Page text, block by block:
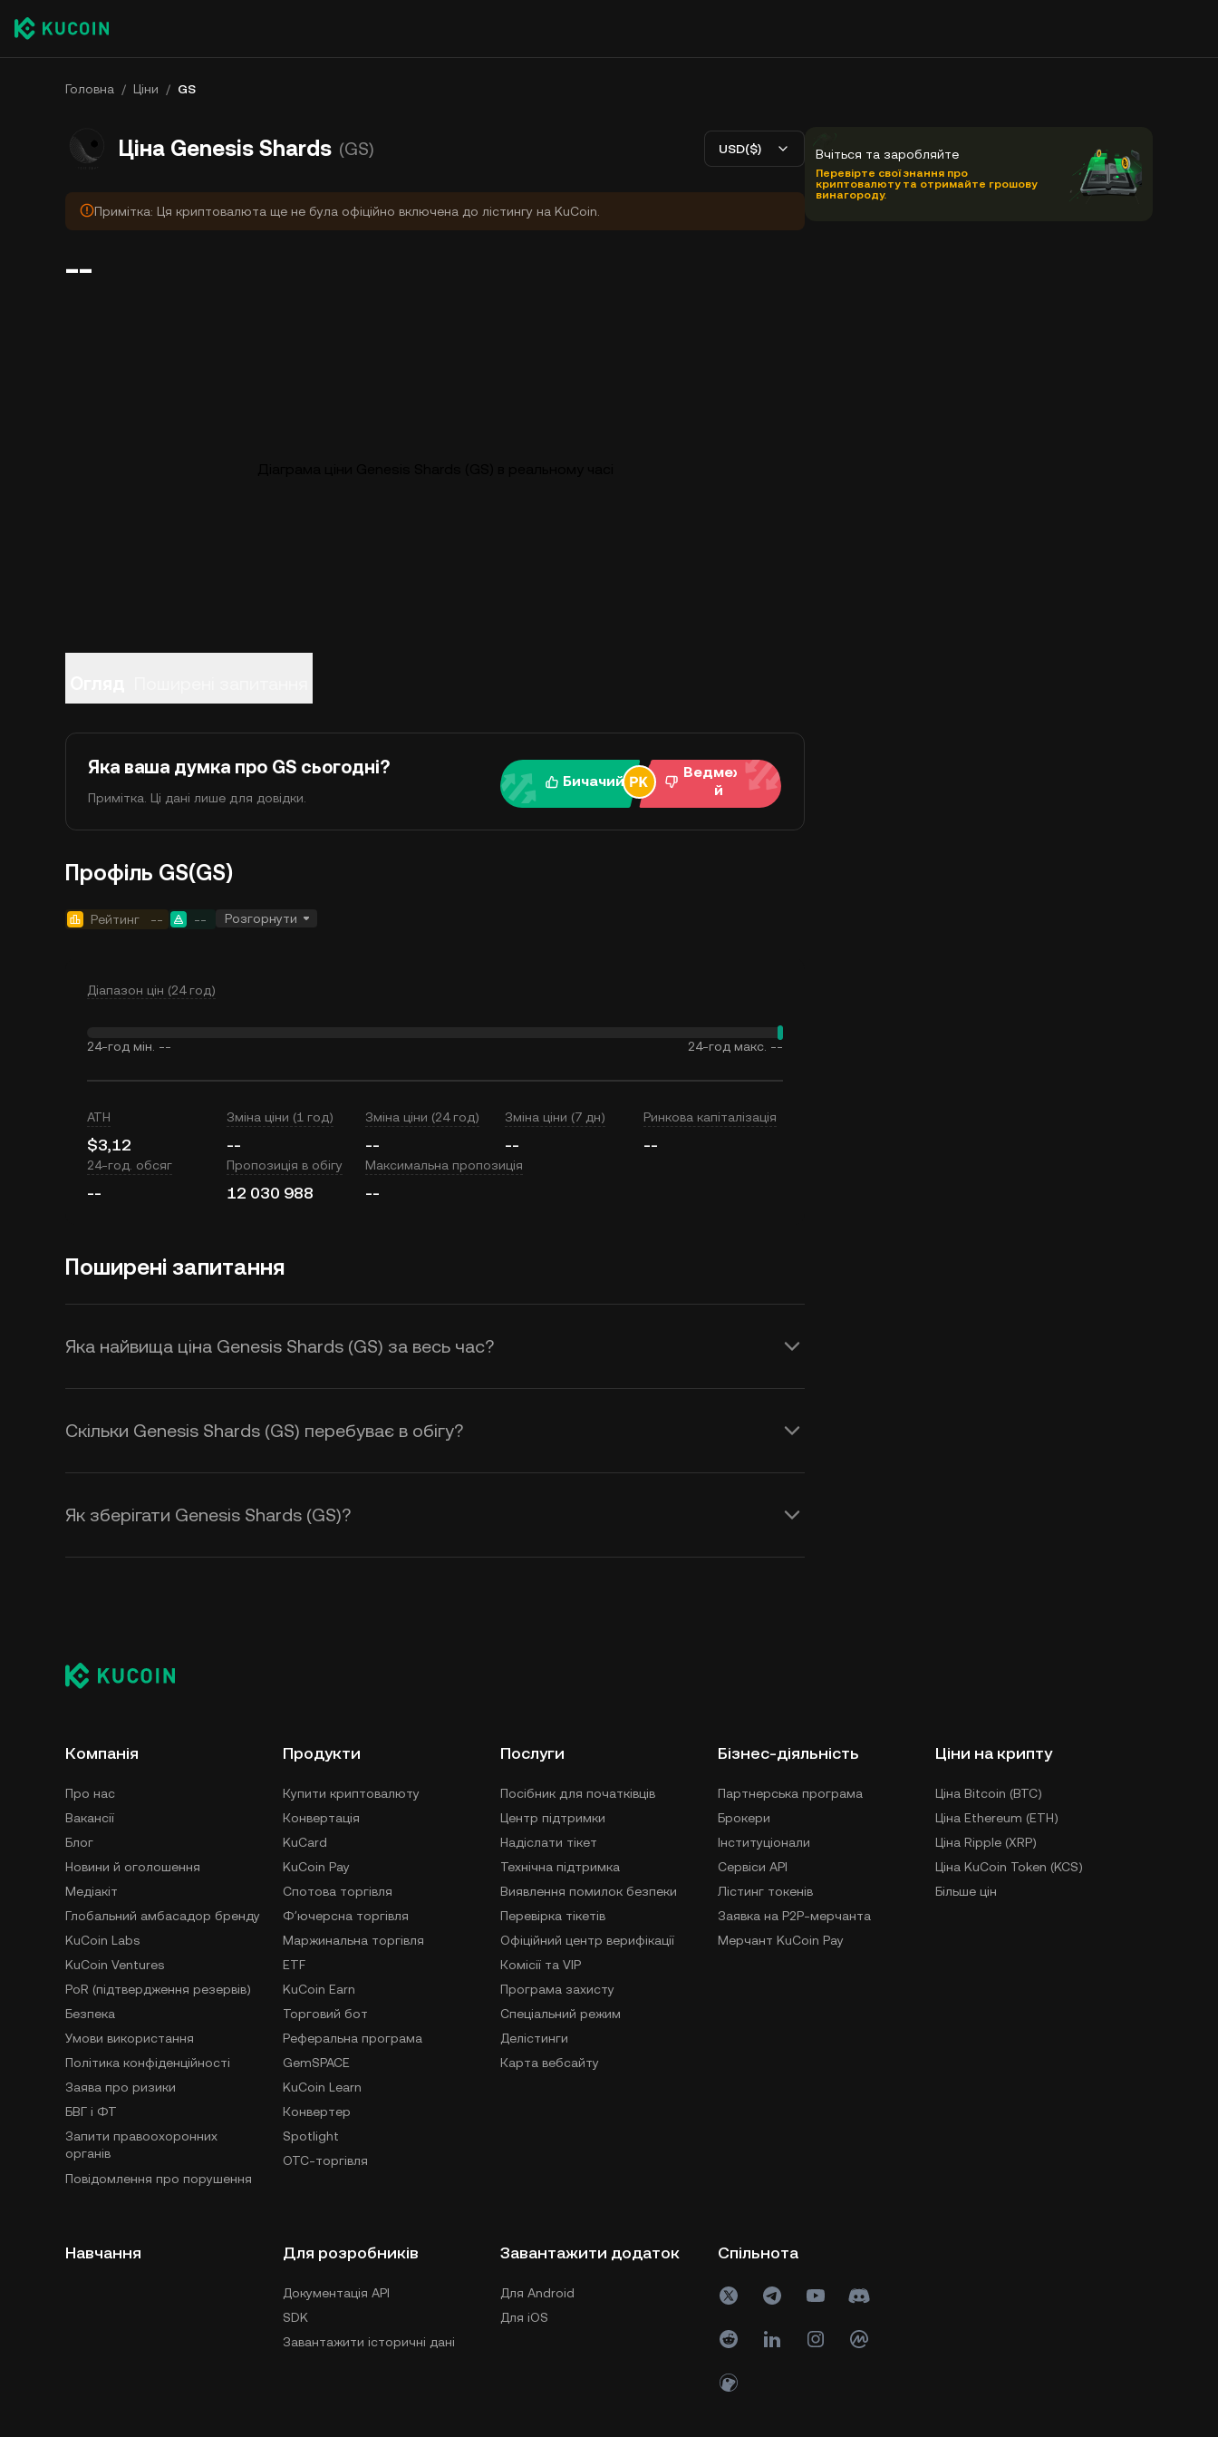
Головна / Ціни / GS
Ціна Genesis Shards (GS) USD($)
Примітка: Ця криптовалюта ще не була офіційно включена до лістингу на KuCoin.
--
Яка ваша думка про GS сьогодні?
Примітка. Ці дані лише для довідки.
Бичачий
Ведмежи
й
Профіль GS(GS)
Рейтинг -- -- Розгорнути
Діапазон цін (24 год)
24-год мін. -- 24-год макс. --
ATH
$3,12
Зміна ціни (1 год)
--
Зміна ціни (24 год)
--
Зміна ціни (7 дн)
--
Ринкова капіталізація
--
24-год. обсяг
--
Пропозиція в обігу
12 030 988
Максимальна пропозиція
--
Поширені запитання
Яка найвища ціна Genesis Shards (GS) за весь час?
Скільки Genesis Shards (GS) перебуває в обігу?
Як зберігати Genesis Shards (GS)?
Вчіться та заробляйте
Перевірте свої знання про
криптовалюту та отримайте грошову
винагороду.
Компанія
Про нас
Вакансії
Блог
Новини й оголошення
Медіакіт
Глобальний амбасадор бренду
KuCoin Labs
KuCoin Ventures
PoR (підтвердження резервів)
Безпека
Умови використання
Політика конфіденційності
Заява про ризики
БВГ і ФТ
Запити правоохоронних
органів
Повідомлення про порушення
Продукти
Купити криптовалюту
Конвертація
KuCard
KuCoin Pay
Спотова торгівля
Фʼючерсна торгівля
Маржинальна торгівля
ETF
KuCoin Earn
Торговий бот
Реферальна програма
GemSPACE
KuCoin Learn
Конвертер
Spotlight
OTC-торгівля
Послуги
Посібник для початківців
Центр підтримки
Надіслати тікет
Технічна підтримка
Виявлення помилок безпеки
Перевірка тікетів
Офіційний центр верифікації
Комісії та VIP
Програма захисту
Спеціальний режим
Делістинги
Карта вебсайту
Бізнес-діяльність
Партнерська програма
Брокери
Інституціонали
Сервіси API
Лістинг токенів
Заявка на P2P-мерчанта
Мерчант KuCoin Pay
Ціни на крипту
Ціна Bitcoin (BTC)
Ціна Ethereum (ETH)
Ціна Ripple (XRP)
Ціна KuCoin Token (KCS)
Більше цін
Навчання Для розробників
Документація API
SDK
Завантажити історичні дані
Завантажити додаток
Для Android
Для iOS
Спільнота